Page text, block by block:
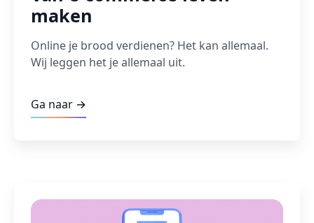
maken
Online je brood verdienen? Het kan allemaal.
Wij leggen het je allemaal uit.
Ga naar →